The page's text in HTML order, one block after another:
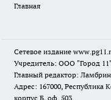
Главная
Сетевое издание
Учредитель: ООО "Город 11"
Главный редактор:
Адрес: 167000, Республика
корпус Б, оф. 503.